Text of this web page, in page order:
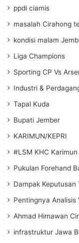
ppdi ciamis
masalah Cirahong
kondisi malam
Liga Champions
Sporting CP Vs
Industri &
Tapal Kuda
Bupati Jember
KARIMUN/KEPRI
#LSM KHC Karimun
Pukulan Forehand
Dampak Keputusan
Pentingnya Analisis
Ahmad Himawan
infrastruktur Jawa